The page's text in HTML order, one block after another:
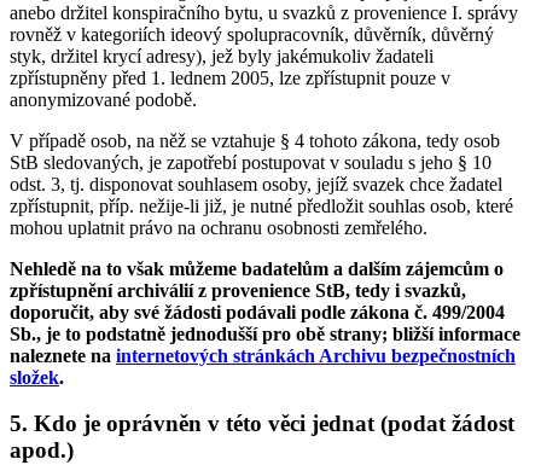
anebo držitel konspiračního bytu, u svazků z provenience I. správy
rovněž v kategoriích ideový spolupracovník, důvěrník, důvěrný
styk, držitel krycí adresy), jež byly jakémukoliv žadateli
zpřístupněny před 1. lednem 2005, lze zpřístupnit pouze v
anonymizované podobě.
V případě osob, na něž se vztahuje § 4 tohoto zákona, tedy osob
StB sledovaných, je zapotřebí postupovat v souladu s jeho § 10
odst. 3, tj. disponovat souhlasem osoby, jejíž svazek chce žadatel
zpřístupnit, příp. nežije-li již, je nutné předložit souhlas osob, které
mohou uplatnit právo na ochranu osobnosti zemřelého.
Nehledě na to však můžeme badatelům a dalším zájemcům o
zpřístupnění archiválií z provenience StB, tedy i svazků,
doporučit, aby své žádosti podávali podle zákona č. 499/2004
Sb., je to podstatně jednodušší pro obě strany; bližší informace
naleznete na internetových stránkách Archivu bezpečnostních
složek.
5. Kdo je oprávněn v této věci jednat (podat žádost
apod.)